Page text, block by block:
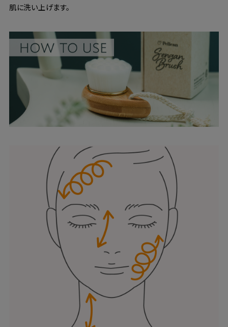
肌に洗い上げます。